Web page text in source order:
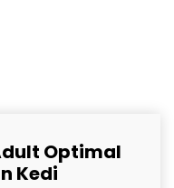
Optimal
Kedi